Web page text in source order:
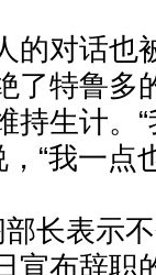
的对话也
了特鲁多
持生计。
“我一点
长表示
宣布辞职